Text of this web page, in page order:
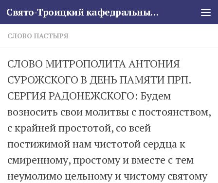
Skip to content Свято-Троицкий кафедральный собор
СЛОВО ПАСТЫРЯ
СЛОВО МИТРОПОЛИТА АНТОНИЯ
СУРОЖСКОГО В ДЕНЬ ПАМЯТИ ПРП.
СЕРГИЯ РАДОНЕЖСКОГО: Будем
возносить свои молитвы с постоянством,
с крайней простотой, со всей
постижимой нам чистотой сердца к
смиренному, простому и вместе с тем
неумолимо цельному и чистому святому